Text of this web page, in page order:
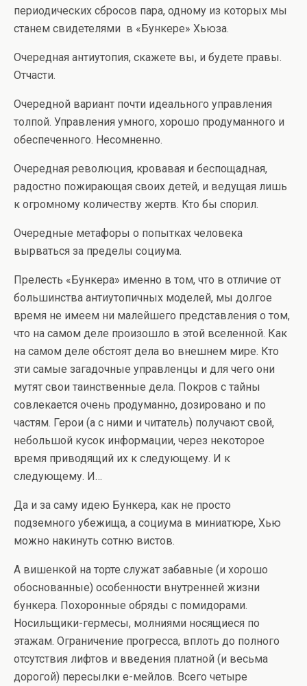
периодических сбросов пара, одному из которых мы
станем свидетелями в «Бункере» Хьюза.
Очередная антиутопия, скажете вы, и будете правы.
Отчасти.
Очередной вариант почти идеального управления
толпой. Управления умного, хорошо продуманного и
обеспеченного. Несомненно.
Очередная революция, кровавая и беспощадная,
радостно пожирающая своих детей, и ведущая лишь
к огромному количеству жертв. Кто бы спорил.
Очередные метафоры о попытках человека
вырваться за пределы социума.
Прелесть «Бункера» именно в том, что в отличие от
большинства антиутопичных моделей, мы долгое
время не имеем ни малейшего представления о том,
что на самом деле произошло в этой вселенной. Как
на самом деле обстоят дела во внешнем мире. Кто
эти самые загадочные управленцы и для чего они
мутят свои таинственные дела. Покров с тайны
совлекается очень продуманно, дозировано и по
частям. Герои (а с ними и читатель) получают свой,
небольшой кусок информации, через некоторое
время приводящий их к следующему. И к
следующему. И…
Да и за саму идею Бункера, как не просто
подземного убежища, а социума в миниатюре, Хью
можно накинуть сотню вистов.
А вишенкой на торте служат забавные (и хорошо
обоснованные) особенности внутренней жизни
бункера. Похоронные обряды с помидорами.
Носильщики-гермесы, молниями носящиеся по
этажам. Ограничение прогресса, вплоть до полного
отсутствия лифтов и введения платной (и весьма
дорогой) пересылки е-мейлов. Всего четыре